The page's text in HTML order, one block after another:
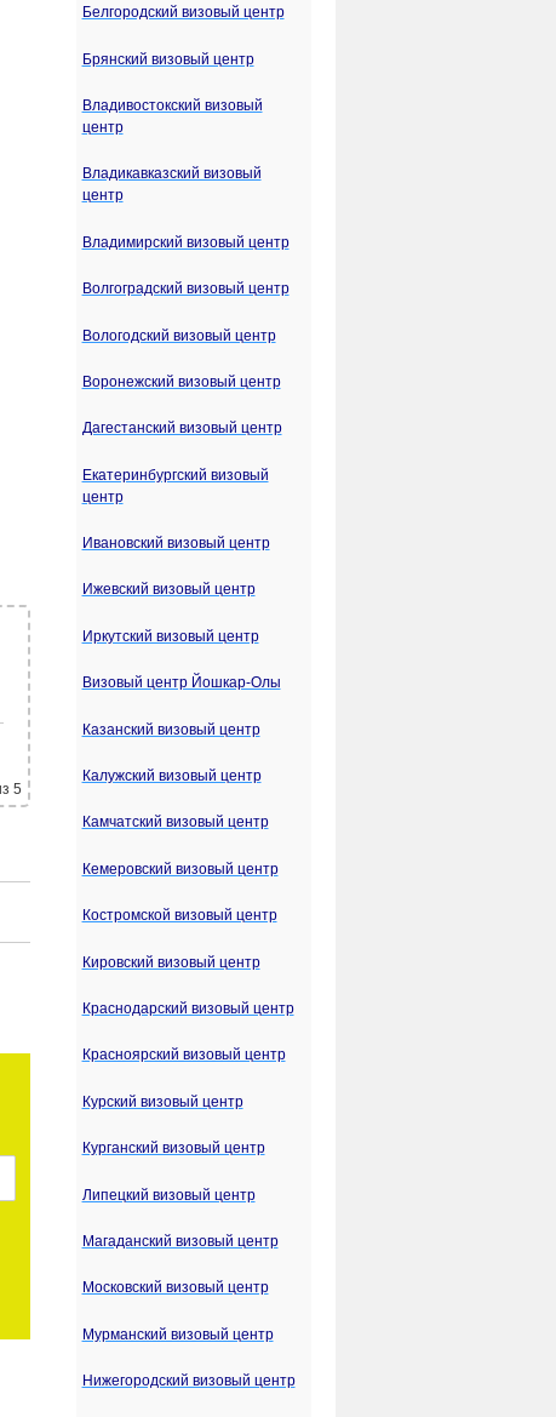
5
Белгородский визовый центр
Брянский визовый центр
Владивостокский визовый
центр
Владикавказский визовый
центр
Владимирский визовый центр
Волгоградский визовый центр
Вологодский визовый центр
Воронежский визовый центр
Дагестанский визовый центр
Екатеринбургский визовый
центр
Ивановский визовый центр
Ижевский визовый центр
Иркутский визовый центр
Визовый центр Йошкар-Олы
Казанский визовый центр
Калужский визовый центр
Камчатский визовый центр
Кемеровский визовый центр
Костромской визовый центр
Кировский визовый центр
Краснодарский визовый центр
Красноярский визовый центр
Курский визовый центр
Курганский визовый центр
Липецкий визовый центр
Магаданский визовый центр
Московский визовый центр
Мурманский визовый центр
Нижегородский визовый центр